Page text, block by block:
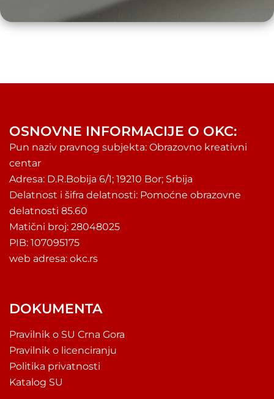
OSNOVNE INFORMACIJE O OKC:
Pun naziv pravnog subjekta: Obrazovno kreativni
centar
Adresa: D.R.Bobija 6/1; 19210 Bor; Srbija
Delatnost i šifra delatnosti: Pomoćne obrazovne
delatnosti 85.60
Matični broj: 28048025
PIB: 107095175
web adresa: okc.rs
DOKUMENTA
Pravilnik o SU Crna Gora
Pravilnik o licenciranju
Politika privatnosti
Katalog SU